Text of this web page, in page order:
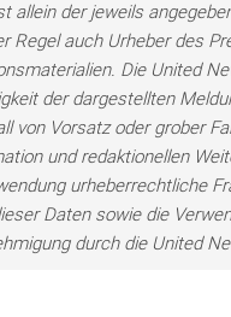
allein der jeweils
Regel auch Urheber des
Die United
der dargestellten
von Vorsatz oder grober
und redaktionellen
urheberrechtliche
Daten sowie die
durch die United